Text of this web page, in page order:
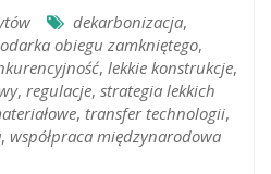
dekarbonizacja,
obiegu zamkniętego,
, lekkie konstrukcje,
, regulacje, strategia lekkich
, transfer technologii,
, współpraca międzynarodowa